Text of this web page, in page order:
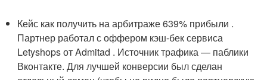
Кейс как получить на арбитраже 639% прибыли .
Партнер работал с оффером кэш-бек сервиса
Letyshops от Admitad . Источник трафика — паблики
Вконтакте. Для лучшей конверсии был сделан